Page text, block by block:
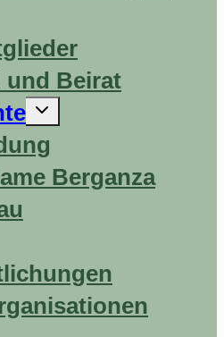
und Beirat
Untermenü
erweitern
Berganza